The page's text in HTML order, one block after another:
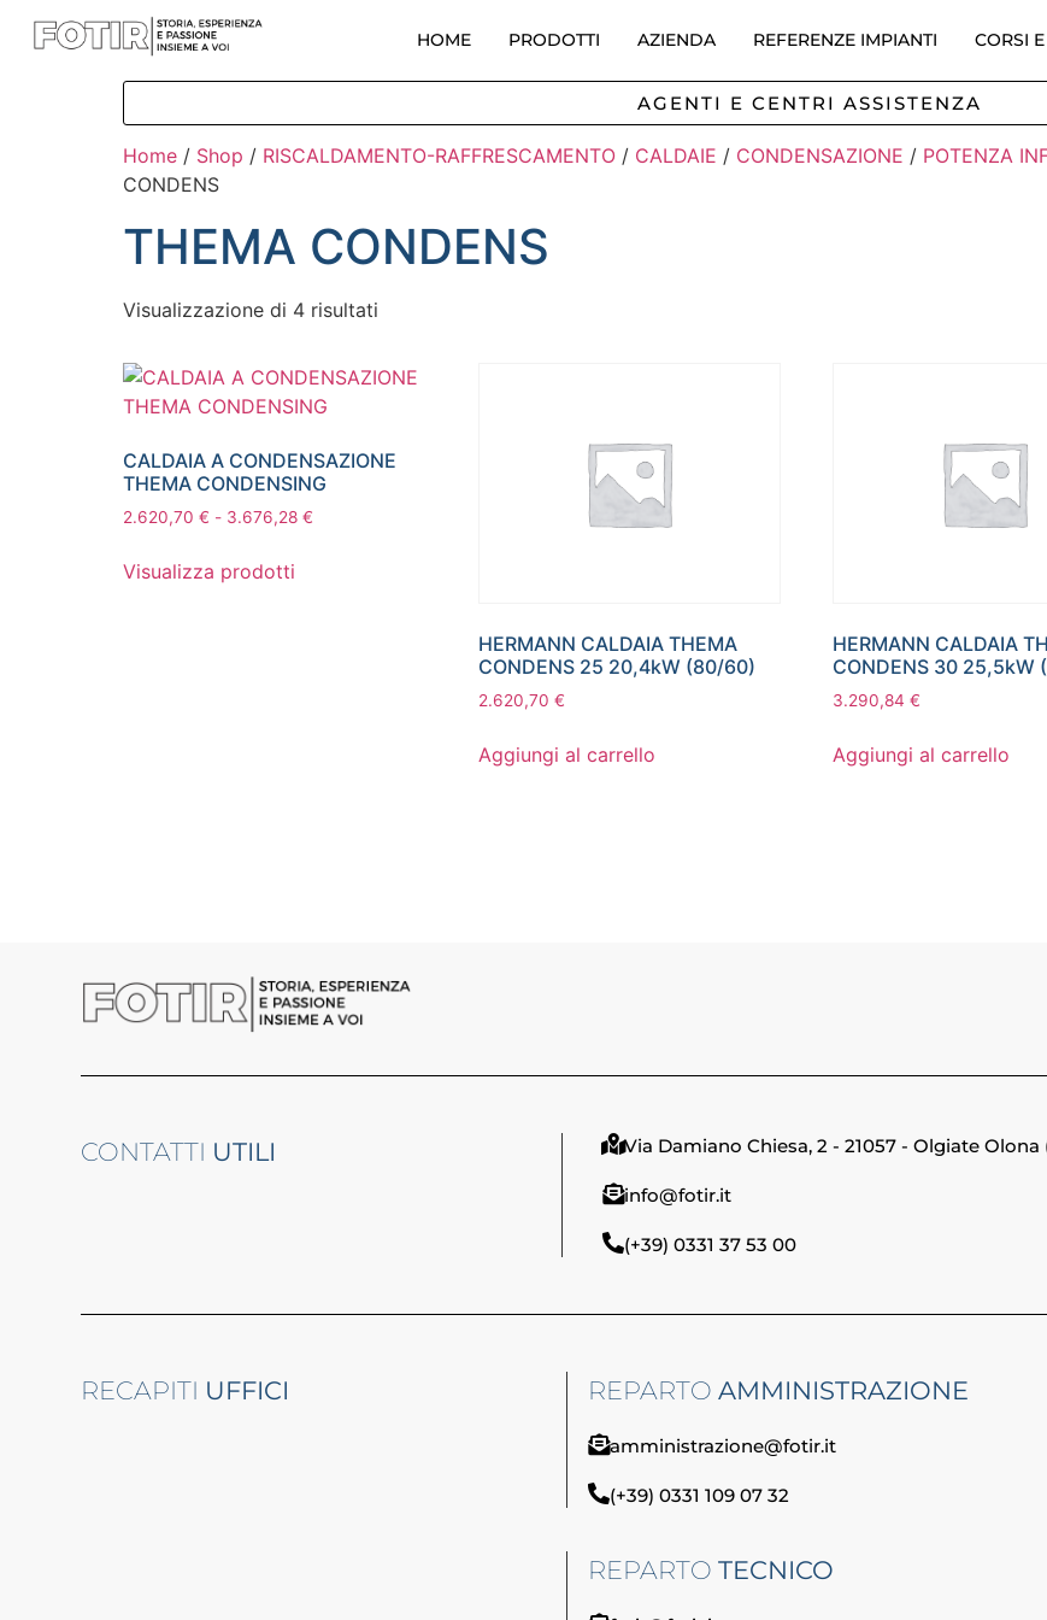
HOME PRODOTTI AZIENDA REFERENZE IMPIANTI CORSI
AGENTI E CENTRI ASSISTENZA
Home / Shop / RISCALDAMENTO-RAFFRESCAMENTO / CALDAIE / CONDENSAZIONE / POTENZA
CONDENS
THEMA CONDENS
Visualizzazione di 4 risultati
CALDAIA A CONDENSAZIONE
THEMA CONDENSING
2.620,70 € - 3.676,28 €
Visualizza prodotti
HERMANN CALDAIA THEMA
CONDENS 25 20,4kW (80/60)
2.620,70 €
Aggiungi al carrello
HERMANN CALDAIA
CONDENS 30 25,5kW
3.290,84€
Aggiungi al carrello
CONTATTI UTILI Via Damiano Chiesa, 2 - 21057 - Olgiate Olona
info@fotir.it
(+39) 0331 37 53 00
RECAPITI UFFICI REPARTO AMMINISTRAZIONE
amministrazione@fotir.it
(+39) 0331 109 07 32
REPARTO TECNICO